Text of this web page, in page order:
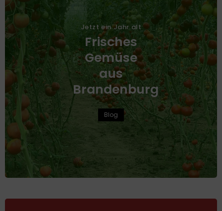
Jetzt ein Jahr alt
Frisches
Gemüse
aus
Brandenburg
Blog